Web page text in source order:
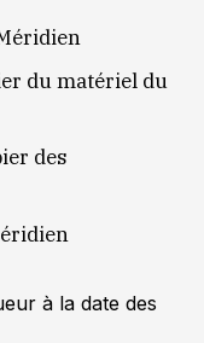
du matériel du
des
à la date des